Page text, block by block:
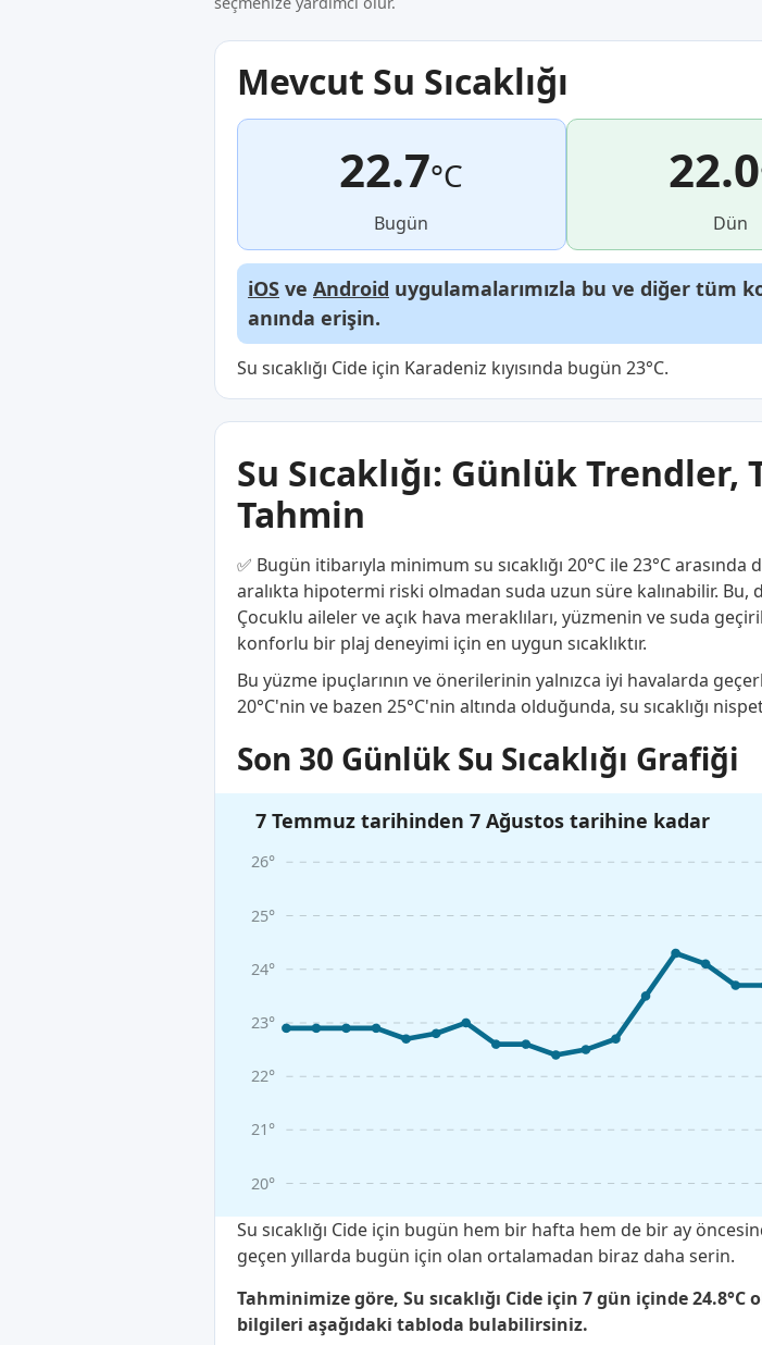
Mevcut Su Sıcaklığı
22.7°C
Bugün
22.0
Dün
iOS ve Android uygulamalarımızla bu ve diğer tüm
anında erişin.
Su sıcaklığı Cide için Karadeniz kıyısında bugün 23°C.
Su Sıcaklığı: Günlük
Tahmin
✅ Bugün itibarıyla minimum su sıcaklığı 20°C ile 23°C
aralıkta hipotermi riski olmadan suda uzun süre kalınabilir. Bu,
Çocuklu aileler ve açık hava meraklıları, yüzmenin ve suda
konforlu bir plaj deneyimi için en uygun sıcaklıktır.
Bu yüzme ipuçlarının ve önerilerinin yalnızca iyi havalarda
20°C'nin ve bazen 25°C'nin altında olduğunda, su sıcaklığı
Son 30 Günlük Su Sıcaklığı Grafiği
7 Temmuz tarihinden 7 Ağustos tarihine kadar
20°
21°
22°
23°
24°
25°
26°
Su sıcaklığı Cide için bugün hem bir hafta hem de bir ay
geçen yıllarda bugün için olan ortalamadan biraz daha serin.
Tahminimize göre, Su sıcaklığı Cide için 7 gün içinde
bilgileri aşağıdaki tabloda bulabilirsiniz.